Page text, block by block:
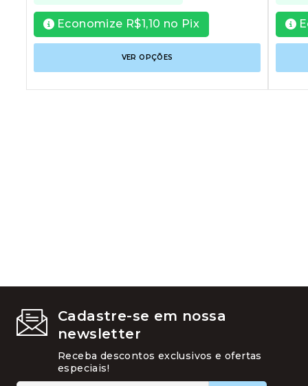
Economize R$1,10 no Pix
VER OPÇÕES
tem
Cadastre-se em nossa
newsletter
Receba descontos exclusivos e ofertas
especiais!